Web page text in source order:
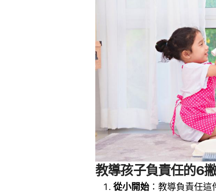
教導孩子負責任的6
從小開始 ：教導負責任